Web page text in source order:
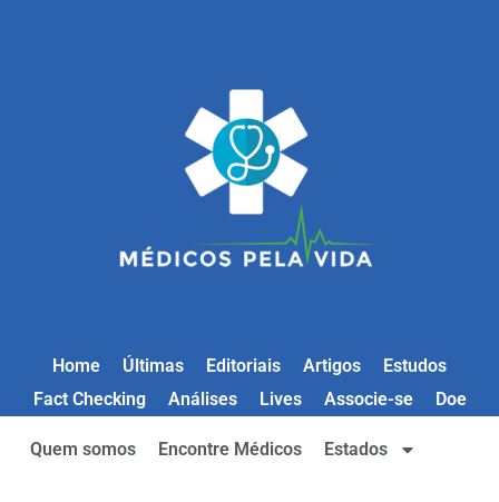
Home Últimas Editoriais Artigos
Estudos
Fact Checking
Análises Lives Associe-se Doe
Quem somos Encontre Médicos Estados